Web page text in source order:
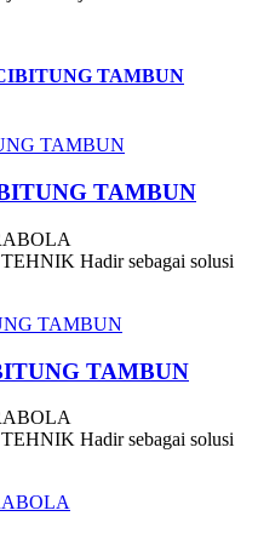
TAMBUN
TAMBUN
Hadir sebagai solusi
TAMBUN
Hadir sebagai solusi